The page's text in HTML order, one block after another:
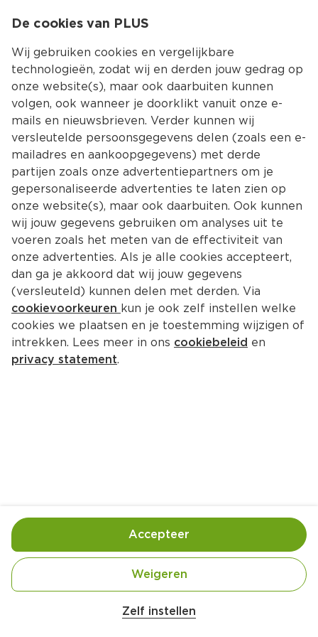
Kies jouw
Ingrediënten Bereiding
De cookies van PLUS
Wij gebruiken cookies en vergelijkbare
technologieën, zodat wij en derden jouw gedrag op
onze website(s), maar ook daarbuiten kunnen
volgen, ook wanneer je doorklikt vanuit onze e-
mails en nieuwsbrieven. Verder kunnen wij
versleutelde persoonsgegevens delen (zoals een e-
mailadres en aankoopgegevens) met derde
partijen zoals onze advertentiepartners om je
gepersonaliseerde advertenties te laten zien op
onze website(s), maar ook daarbuiten. Ook kunnen
wij jouw gegevens gebruiken om analyses uit te
voeren zoals het meten van de effectiviteit van
onze advertenties. Als je alle cookies accepteert,
dan ga je akkoord dat wij jouw gegevens
(versleuteld) kunnen delen met derden. Via
cookievoorkeuren kun je ook zelf instellen welke
cookies we plaatsen en je toestemming wijzigen of
intrekken. Lees meer in ons cookiebeleid en
privacy statement.
Zelf instellen
Weigeren
Accepteer